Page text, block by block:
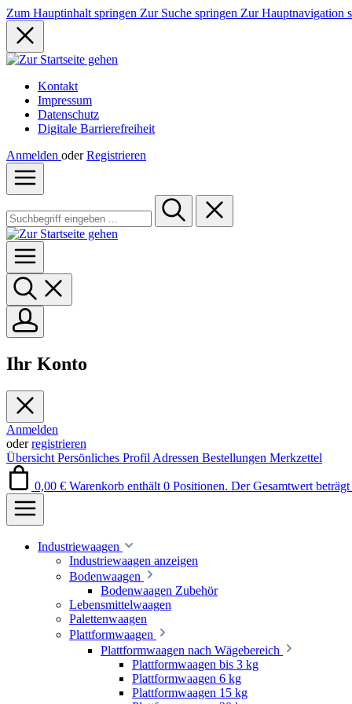
Zum Hauptinhalt springen Zur Suche springen Zur Hauptnavigation
Kontakt
Impressum
Datenschutz
Digitale Barrierefreiheit
Anmelden oder Registrieren
Ihr Konto
Anmelden
oderregistrieren
Übersicht Persönliches Profil Adressen Bestellungen Merkzettel
0,00 € Warenkorb enthält 0 Positionen. Der Gesamtwert
Industriewaagen
Industriewaagen anzeigen
Bodenwaagen
Bodenwaagen Zubehör
Lebensmittelwaagen
Palettenwaagen
Plattformwaagen
Plattformwaagen nach Wägebereich
Plattformwaagen bis 3 kg
Plattformwaagen 6 kg
Plattformwaagen 15 kg